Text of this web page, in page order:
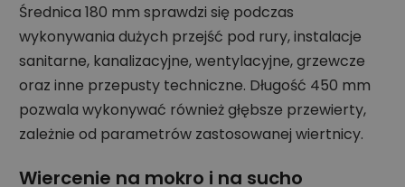
Średnica 180 mm sprawdzi się podczas
wykonywania dużych przejść pod rury, instalacje
sanitarne, kanalizacyjne, wentylacyjne, grzewcze
oraz inne przepusty techniczne. Długość 450 mm
pozwala wykonywać również głębsze przewierty,
zależnie od parametrów zastosowanej wiertnicy.
Wiercenie na mokro i na sucho